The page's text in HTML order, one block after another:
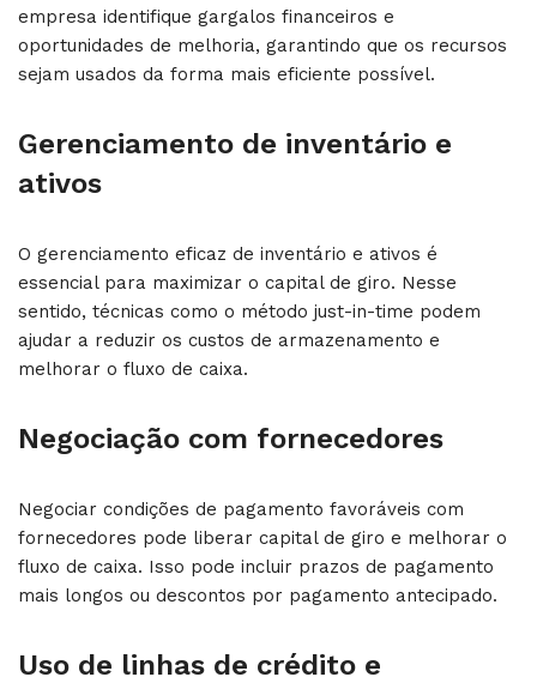
empresa identifique gargalos financeiros e
oportunidades de melhoria, garantindo que os recursos
sejam usados da forma mais eficiente possível.
Gerenciamento de inventário e
ativos
O gerenciamento eficaz de inventário e ativos é
essencial para maximizar o capital de giro. Nesse
sentido, técnicas como o método just-in-time podem
ajudar a reduzir os custos de armazenamento e
melhorar o fluxo de caixa.
Negociação com fornecedores
Negociar condições de pagamento favoráveis com
fornecedores pode liberar capital de giro e melhorar o
fluxo de caixa. Isso pode incluir prazos de pagamento
mais longos ou descontos por pagamento antecipado.
Uso de linhas de crédito e